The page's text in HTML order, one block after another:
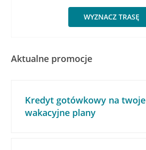
WYZNACZ TRASĘ
Aktualne promocje
Kredyt gotówkowy na twoje
wakacyjne plany